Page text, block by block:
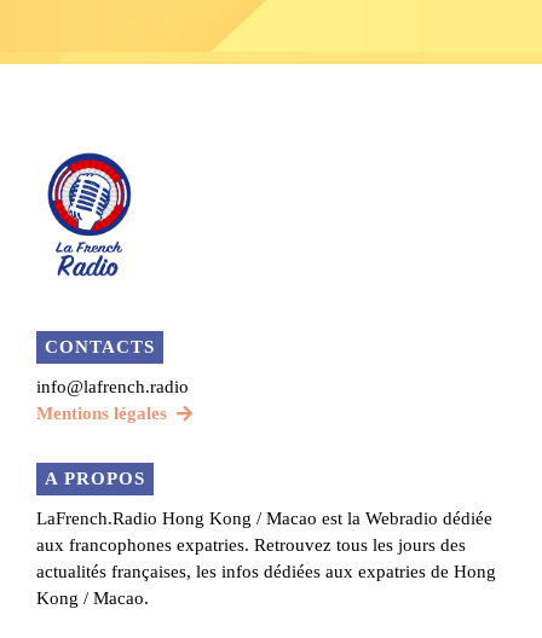
CONTACTS
info@lafrench.radio
Mentions légales
A PROPOS
LaFrench.Radio Hong Kong / Macao est la Webradio dédiée
aux francophones expatries. Retrouvez tous les jours des
actualités françaises, les infos dédiées aux expatries de Hong
Kong / Macao.